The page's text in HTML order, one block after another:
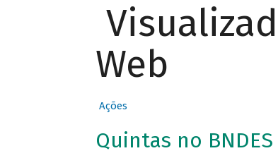
Web
Ações
Quintas no